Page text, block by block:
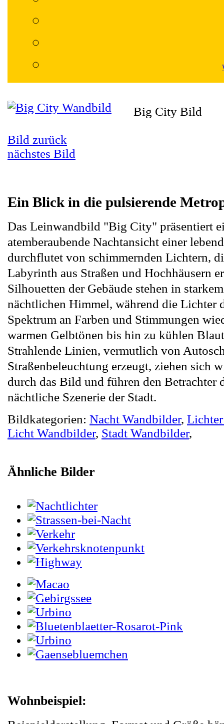
Big City Bild
Bild zurück
nächstes Bild
Ein Blick in die pulsierende
Das Leinwandbild "Big City" präsentiert
atemberaubende Nachtansicht einer
durchflutet von schimmernden Lichtern,
Labyrinth aus Straßen und Hochhäusern
Silhouetten der Gebäude stehen in
nächtlichen Himmel, während die Lichter
Spektrum an Farben und Stimmungen
warmen Gelbtönen bis hin zu kühlen
Strahlende Linien, vermutlich von
Straßenbeleuchtung erzeugt, ziehen sich
durch das Bild und führen den Betrachter
nächtliche Szenerie der Stadt.
Bildkategorien: Nacht Wandbilder,
Licht Wandbilder, Stadt Wandbilder,
Ähnliche Bilder
Wohnbeispiel: